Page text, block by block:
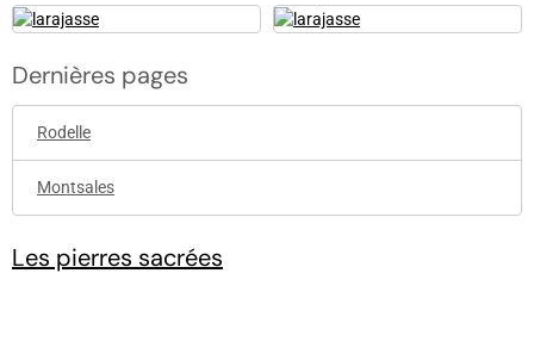
Dernières pages
Rodelle
Montsales
Les pierres sacrées